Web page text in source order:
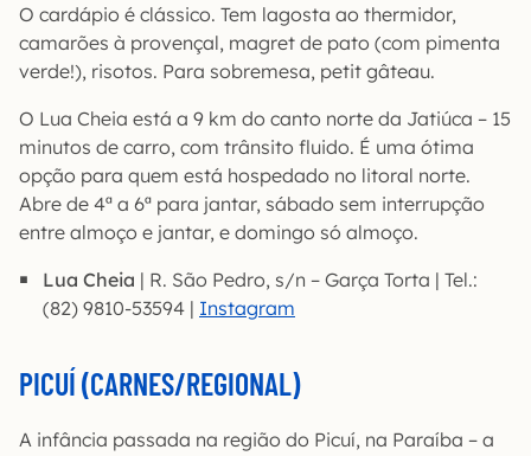
O cardápio é clássico. Tem lagosta ao thermidor,
camarões à provençal, magret de pato (com pimenta
verde!), risotos. Para sobremesa, petit gâteau.
O Lua Cheia está a 9 km do canto norte da Jatiúca – 15
minutos de carro, com trânsito fluido. É uma ótima
opção para quem está hospedado no litoral norte.
Abre de 4ª a 6ª para jantar, sábado sem interrupção
entre almoço e jantar, e domingo só almoço.
Lua Cheia | R. São Pedro, s/n – Garça Torta | Tel.:
(82) 9810-53594 | Instagram
PICUÍ (CARNES/REGIONAL)
A infância passada na região do Picuí, na Paraíba – a